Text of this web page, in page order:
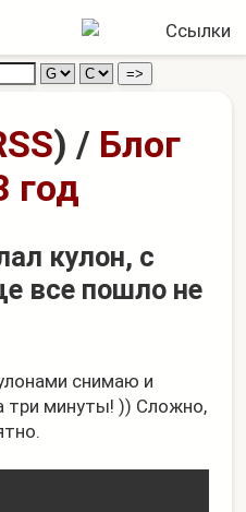
) / Блог
год
кулон, с
все пошло не
снимаю и
три минуты! )) Сложно,